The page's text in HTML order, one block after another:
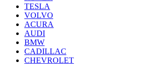
TESLA
VOLVO
ACURA
AUDI
BMW
CADILLAC
CHEVROLET